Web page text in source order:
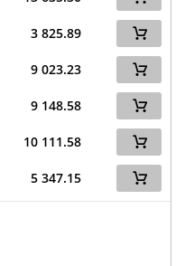
3 825.89
9 023.23
9 148.58
10 111.58
5 347.15